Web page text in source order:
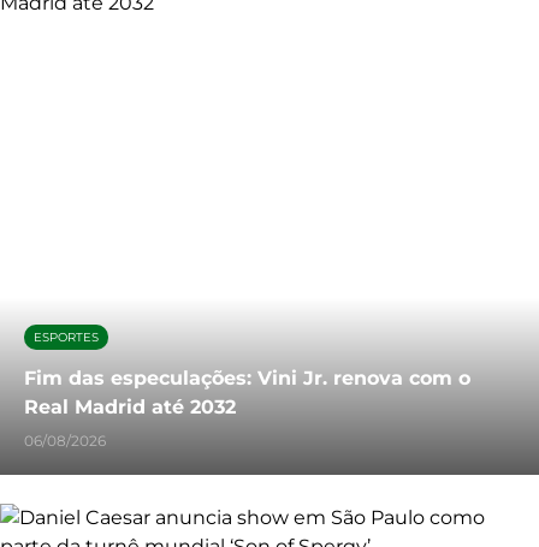
ESPORTES
Fim das especulações: Vini Jr. renova com o
Real Madrid até 2032
06/08/2026